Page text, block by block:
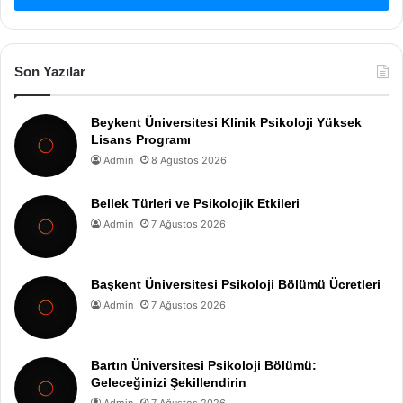
Son Yazılar
Beykent Üniversitesi Klinik Psikoloji Yüksek
Lisans Programı
Admin 8 Ağustos 2026
Bellek Türleri ve Psikolojik Etkileri
Admin 7 Ağustos 2026
Başkent Üniversitesi Psikoloji Bölümü Ücretleri
Admin 7 Ağustos 2026
Bartın Üniversitesi Psikoloji Bölümü:
Geleceğinizi Şekillendirin